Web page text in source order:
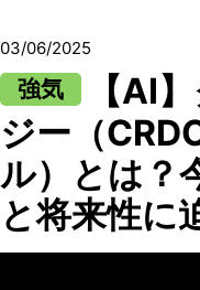
03/06/2025
強気
【AI
ジー（
ル）とは？
と将来性に